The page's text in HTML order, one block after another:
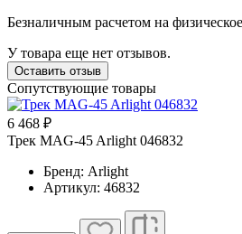
Безналичным расчетом на
У товара еще нет отзывов.
Оставить отзыв
Сопутствующие товары
6 468 ₽
Трек MAG-45 Arlight 046832
Бренд: Arlight
Артикул: 46832